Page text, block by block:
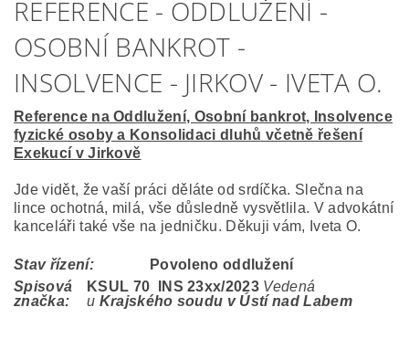
REFERENCE - ODDLUŽENÍ -
OSOBNÍ BANKROT -
INSOLVENCE - JIRKOV - IVETA O.
Reference na Oddlužení, Osobní bankrot, Insolvence
fyzické osoby a Konsolidaci dluhů včetně řešení
Exekucí v Jirkově
Jde vidět, že vaší práci děláte od srdíčka. Slečna na
lince ochotná, milá, vše důsledně vysvětlila. V advokátní
kanceláři také vše na jedničku. Děkuji vám, Iveta O.
Stav řízení:
Povoleno oddlužení
Spisová
značka:
KSUL 70 INS 23xx/2023 Vedená
u Krajského soudu v Ústí nad Labem